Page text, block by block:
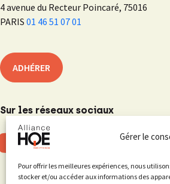
Gérer le
Pour offrir les meilleures expériences, nous
stocker et/ou accéder aux informations des
4 avenue du Recteur Poincaré, 75016
PARIS 01 46 51 07 01
ADHÉRER
Sur les réseaux sociaux